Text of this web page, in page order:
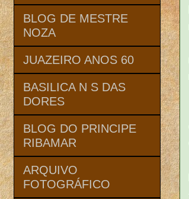
BLOG DE MESTRE
NOZA
JUAZEIRO ANOS 60
BASILICA N S DAS
DORES
BLOG DO PRINCIPE
RIBAMAR
ARQUIVO
FOTOGRÁFICO